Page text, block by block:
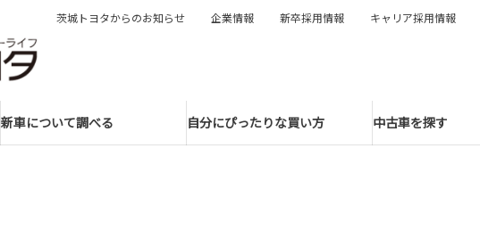
新車について調べる 自分にぴったりな買い方 中古車を探す
茨城トヨタからのお知らせ 企業情報 新卒採用情報 キャリア採用情報